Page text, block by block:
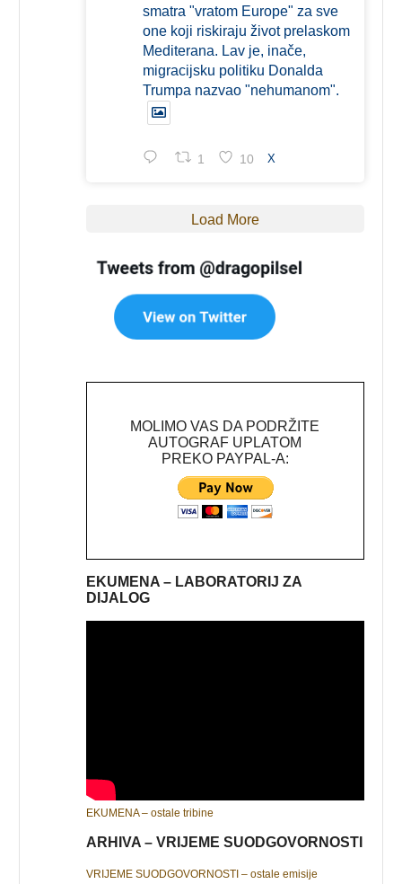
smatra "vratom Europe" za sve
one koji riskiraju život prelaskom
Mediterana. Lav je, inače,
migracijsku politiku Donalda
Trumpa nazvao "nehumanom".
1 10 X
Load More
MOLIMO VAS DA PODRŽITE
AUTOGRAF UPLATOM
PREKO PAYPAL-A:
EKUMENA – LABORATORIJ ZA
DIJALOG
EKUMENA – ostale tribine
ARHIVA – VRIJEME SUODGOVORNOSTI
VRIJEME SUODGOVORNOSTI – ostale emisije